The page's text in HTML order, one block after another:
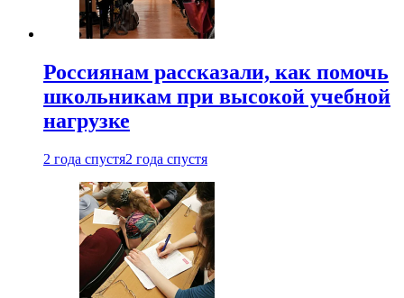
Россиянам рассказали, как помочь
школьникам при высокой учебной
нагрузке
2 года спустя2 года спустя